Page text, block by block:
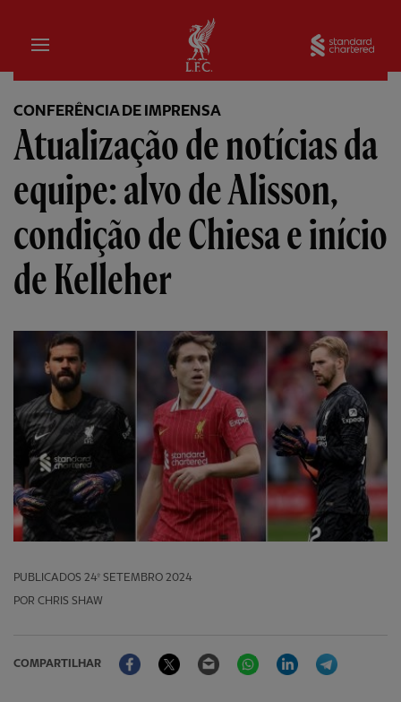
Inicial
CONFERÊNCIA DE IMPRENSA
Atualização de notícias da
equipe: alvo de Alisson,
condição de Chiesa e início
de Kelleher
PUBLICADOS 24º SETEMBRO 2024
POR CHRIS SHAW
COMPARTILHAR
FacebookTwitter Email WhatsAppLinkedIn